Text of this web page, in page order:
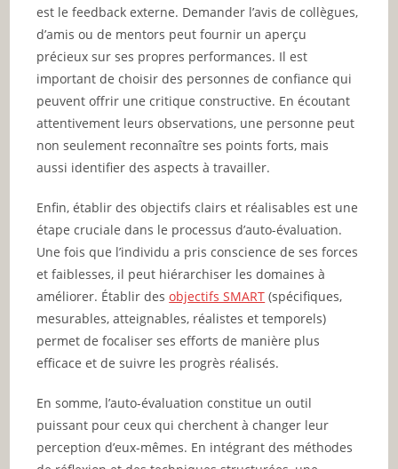
est le feedback externe. Demander l’avis de collègues,
d’amis ou de mentors peut fournir un aperçu
précieux sur ses propres performances. Il est
important de choisir des personnes de confiance qui
peuvent offrir une critique constructive. En écoutant
attentivement leurs observations, une personne peut
non seulement reconnaître ses points forts, mais
aussi identifier des aspects à travailler.
Enfin, établir des objectifs clairs et réalisables est une
étape cruciale dans le processus d’auto-évaluation.
Une fois que l’individu a pris conscience de ses forces
et faiblesses, il peut hiérarchiser les domaines à
améliorer. Établir desobjectifs SMART (spécifiques,
mesurables, atteignables, réalistes et temporels)
permet de focaliser ses efforts de manière plus
efficace et de suivre les progrès réalisés.
En somme, l’auto-évaluation constitue un outil
puissant pour ceux qui cherchent à changer leur
perception d’eux-mêmes. En intégrant des méthodes